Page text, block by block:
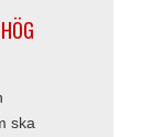
ska